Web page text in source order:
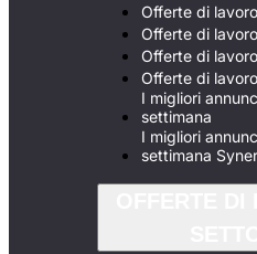
Offerte di
Offerte di
Offerte di
Offerte di
I migliori
settimana
I migliori
settimana